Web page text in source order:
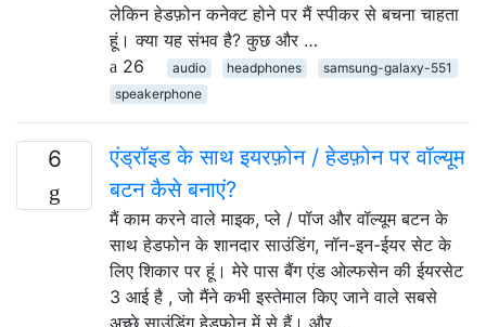
लेकिन हेडफ़ोन कनेक्ट होने पर मैं स्पीकर से बचना चाहता
हूं। क्या यह संभव है? कुछ और …
26
audio headphones
samsung-galaxy-551
speakerphone
6
एंड्रॉइड के साथ इयरफ़ोन / हेडफ़ोन पर वॉल्यूम
बटन कैसे बनाएं?
मैं काम करने वाले माइक, प्ले / पॉज और वॉल्यूम बटन के
साथ हेडफोन के शानदार साउंडिंग, नॉन-इन-ईयर सेट के
लिए शिकार पर हूं। मेरे पास बैंग एंड ओल्फसेन की ईयरसेट
3 आई है , जो मैंने कभी इस्तेमाल किए जाने वाले सबसे
अच्छे साउंडिंग हेडफ़ोन में से हैं। और …